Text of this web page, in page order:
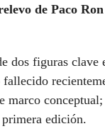
de Paco
dos figuras clave
marco
edición.